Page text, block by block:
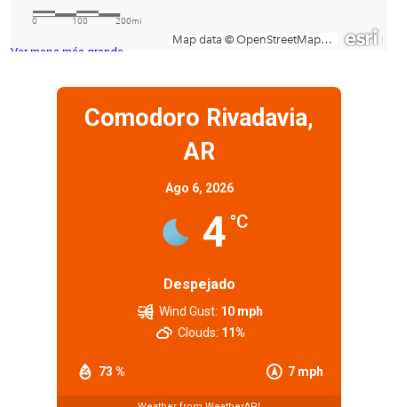
Ver mapa más grande
Comodoro Rivadavia,
AR
Ago 6, 2026
4 °C
Despejado
73 % 7 mph
Wind Gust: 10 mph
Clouds: 11%